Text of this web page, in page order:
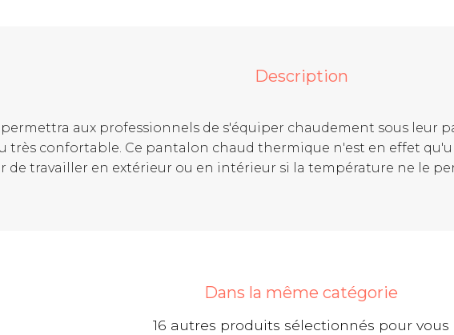
Description
aux professionnels de s'équiper chaudement sous leur
très confortable. Ce pantalon chaud thermique n'est en effet
de travailler en extérieur ou en intérieur si la température ne le
Dans la même catégorie
16 autres produits sélectionnés pour vous